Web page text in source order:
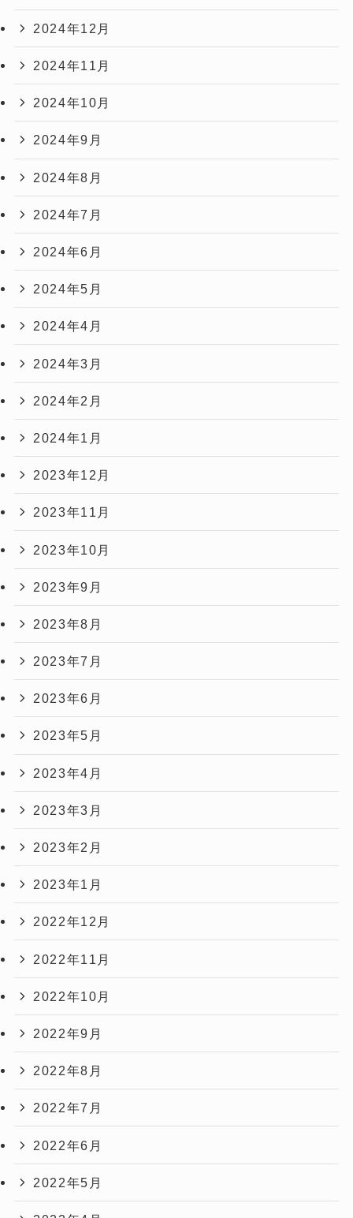
2024年12月
2024年11月
2024年10月
2024年9月
2024年8月
2024年7月
2024年6月
2024年5月
2024年4月
2024年3月
2024年2月
2024年1月
2023年12月
2023年11月
2023年10月
2023年9月
2023年8月
2023年7月
2023年6月
2023年5月
2023年4月
2023年3月
2023年2月
2023年1月
2022年12月
2022年11月
2022年10月
2022年9月
2022年8月
2022年7月
2022年6月
2022年5月